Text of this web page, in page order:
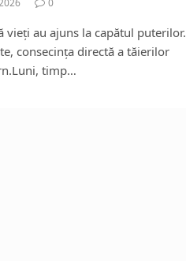
vieți au ajuns la capătul puterilor.
consecința directă a tăierilor
timp…